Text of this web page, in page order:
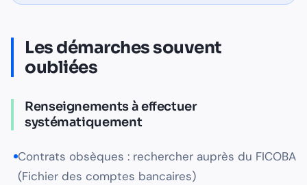
Les démarches souvent
oubliées
Renseignements à effectuer
systématiquement
Contrats obsèques : rechercher auprès du FICOBA
(Fichier des comptes bancaires)